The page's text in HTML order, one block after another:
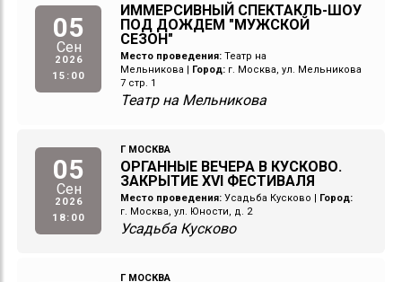
05
Сен
2026
15:00
ИММЕРСИВНЫЙ СПЕКТАКЛЬ-ШОУ
ПОД ДОЖДЕМ "МУЖСКОЙ
СЕЗОН"
Место проведения: Театр на
Мельникова | Город: г. Москва, ул. Мельникова
7 стр. 1
Театр на Мельникова
05
Сен
2026
18:00
Г МОСКВА
ОРГАННЫЕ ВЕЧЕРА В КУСКОВО.
ЗАКРЫТИЕ XVI ФЕСТИВАЛЯ
Место проведения: Усадьба Кусково | Город:
г. Москва, ул. Юности, д. 2
Усадьба Кусково
Г МОСКВА